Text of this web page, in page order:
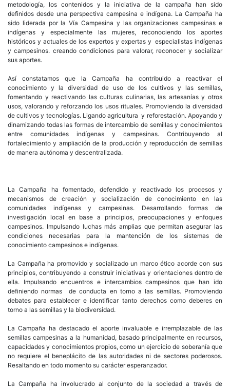
metodología, los contenidos y la iniciativa de la campaña han sido
definidos desde una perspectiva campesina e indígena. La Campaña ha
sido liderada por la Vía Campesina y las organizaciones campesinas e
indígenas y especialmente las mujeres, reconociendo los aportes
históricos y actuales de los expertos y expertas y especialistas indígenas
y campesinos. creando condiciones para valorar, reconocer y socializar
sus aportes.
Así constatamos que la Campaña ha contribuido a reactivar el
conocimiento y la diversidad de uso de los cultivos y las semillas,
fomentando y reactivando las culturas culinarias, las artesanías y otros
usos, valorando y reforzando los usos rituales. Promoviendo la diversidad
de cultivos y tecnologías. Ligando agricultura y reforestación. Apoyando y
dinamizando todas las formas de intercambio de semillas y conocimientos
entre comunidades indígenas y campesinas. Contribuyendo al
fortalecimiento y ampliación de la producción y reproducción de semillas
de manera autónoma y descentralizada.
La Campaña ha fomentado, defendido y reactivado los procesos y
mecanismos de creación y socialización de conocimiento en las
comunidades indígenas y campesinas. Desarrollando formas de
investigación local en base a principios, preocupaciones y enfoques
campesinos. Impulsando luchas más amplias que permitan asegurar las
condiciones necesarias para la mantención de los sistemas de
conocimiento campesinos e indígenas.
La Campaña ha promovido y socializado un marco ético acorde con sus
principios, contribuyendo a construir iniciativas y orientaciones dentro de
ella. Impulsando encuentros e intercambios campesinos que han ido
definiendo normas de conducta en torno a las semillas. Promoviendo
debates para establecer e identificar tanto derechos como deberes en
torno a las semillas y la biodiversidad.
La Campaña ha destacado el aporte invaluable e irremplazable de las
semillas campesinas a la humanidad, basado principalmente en recursos,
capacidades y conocimientos propios, como un ejercicio de soberanía que
no requiere el beneplácito de las autoridades ni de sectores poderosos.
Resaltando en todo momento su carácter esperanzador.
La Campaña ha involucrado al conjunto de la sociedad a través de